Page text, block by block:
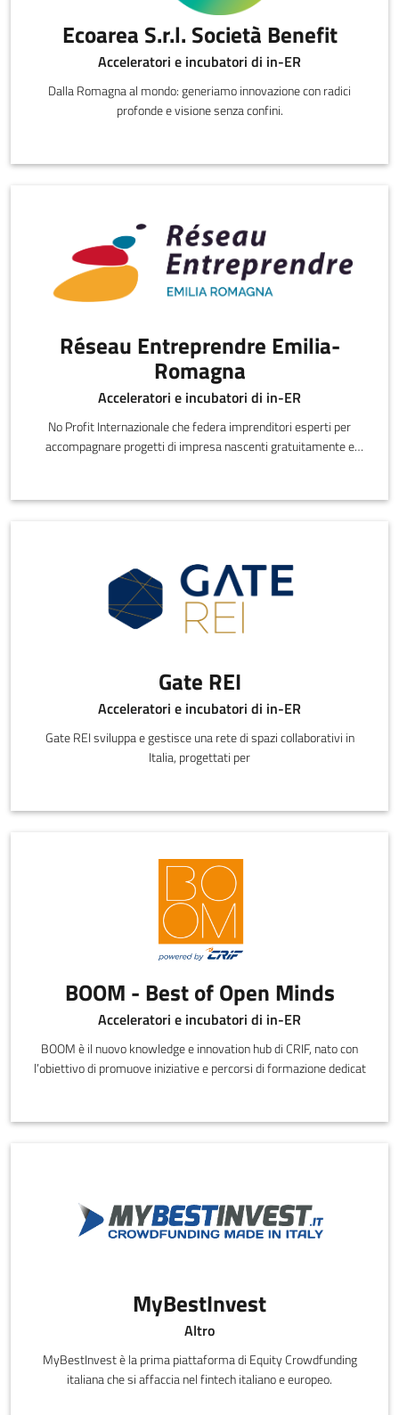
Ecoarea S.r.l. Società Benefit
Acceleratori e incubatori di in-ER
Dalla Romagna al mondo: generiamo innovazione con radici
profonde e visione senza confini.
Réseau Entreprendre Emilia-
Romagna
Acceleratori e incubatori di in-ER
No Profit Internazionale che federa imprenditori esperti per
accompagnare progetti di impresa nascenti gratuitamente e
Gate REI
Acceleratori e incubatori di in-ER
Gate REI sviluppa e gestisce una rete di spazi collaborativi in
Italia, progettati per
BOOM - Best of Open Minds
Acceleratori e incubatori di in-ER
BOOM è il nuovo knowledge e innovation hub di CRIF, nato con
l’obiettivo di promuove iniziative e percorsi di formazione dedicat
MyBestInvest
Altro
MyBestInvest è la prima piattaforma di Equity Crowdfunding
italiana che si affaccia nel fintech italiano e europeo.